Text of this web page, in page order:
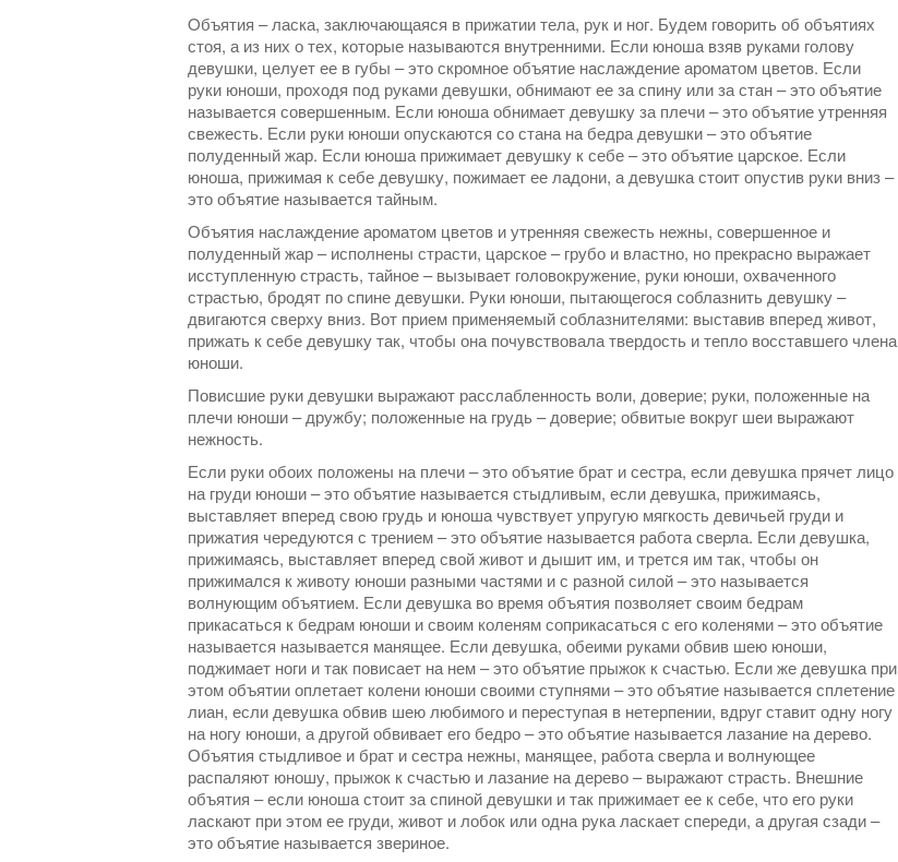
Oбъятия – ласка, заключающаяся в прижатии тела, рук и ног. Будем говорить об объятиях
стоя, а из них о тех, которые называются внутренними. Если юноша взяв руками голову
девушки, целует ее в губы – это скромное объятие наслаждение ароматом цветов. Если
руки юноши, проходя под руками девушки, обнимают ее за спину или за стан – это объятие
называется совершенным. Если юноша обнимает девушку за плечи – это объятие утренняя
свежесть. Если руки юноши опускаются со стана на бедра девушки – это объятие
полуденный жар. Если юноша прижимает девушку к себе – это объятие царское. Если
юноша, прижимая к себе девушку, пожимает ее ладони, а девушка стоит опустив руки вниз –
это объятие называется тайным.
Объятия наслаждение ароматом цветов и утренняя свежесть нежны, совершенное и
полуденный жар – исполнены страсти, царское – грубо и властно, но прекрасно выражает
исступленную страсть, тайное – вызывает головокружение, руки юноши, охваченного
страстью, бродят по спине девушки. Руки юноши, пытающегося соблазнить девушку –
двигаются сверху вниз. Вот прием применяемый соблазнителями: выставив вперед живот,
прижать к себе девушку так, чтобы она почувствовала твердость и тепло восставшего члена
юноши.
Повисшие руки девушки выражают расслабленность воли, доверие; руки, положенные на
плечи юноши – дружбу; положенные на грудь – доверие; обвитые вокруг шеи выражают
нежность.
Если руки обоих положены на плечи – это объятие брат и сестра, если девушка прячет лицо
на груди юноши – это объятие называется стыдливым, если девушка, прижимаясь,
выставляет вперед свою грудь и юноша чувствует упругую мягкость девичьей груди и
прижатия чередуются с трением – это объятие называется работа сверла. Если девушка,
прижимаясь, выставляет вперед свой живот и дышит им, и трется им так, чтобы он
прижимался к животу юноши разными частями и с разной силой – это называется
волнующим объятием. Если девушка во время объятия позволяет своим бедрам
прикасаться к бедрам юноши и своим коленям соприкасаться с его коленями – это объятие
называется называется манящее. Если девушка, обеими руками обвив шею юноши,
поджимает ноги и так повисает на нем – это объятие прыжок к счастью. Если же девушка при
этом объятии оплетает колени юноши своими ступнями – это объятие называется сплетение
лиан, если девушка обвив шею любимого и переступая в нетерпении, вдруг ставит одну ногу
на ногу юноши, а другой обвивает его бедро – это объятие называется лазание на дерево.
Объятия стыдливое и брат и сестра нежны, манящее, работа сверла и волнующее
распаляют юношу, прыжок к счастью и лазание на дерево – выражают страсть. Внешние
объятия – если юноша стоит за спиной девушки и так прижимает ее к себе, что его руки
ласкают при этом ее груди, живот и лобок или одна рука ласкает спереди, а другая сзади –
это объятие называется звериное.